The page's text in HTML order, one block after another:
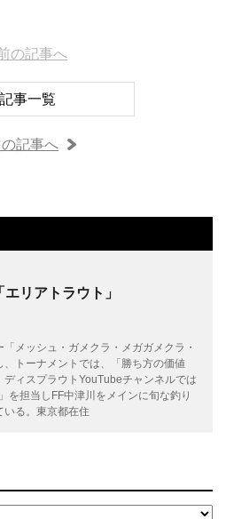
の記事へ
記事一覧
の記事へ
エリアトラウト」
メッシュ・ガメクラ・メガガメクラ・
トーナメントでは、「勝ち方の価値
ィスプラウトYouTubeチャンネルでは
を担当しFF中津川をメインに旬な釣り
いる。東京都在住